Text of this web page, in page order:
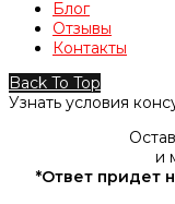
Блог
Отзывы
Контакты
Back To Top
Узнать условия
и
*Ответ придет